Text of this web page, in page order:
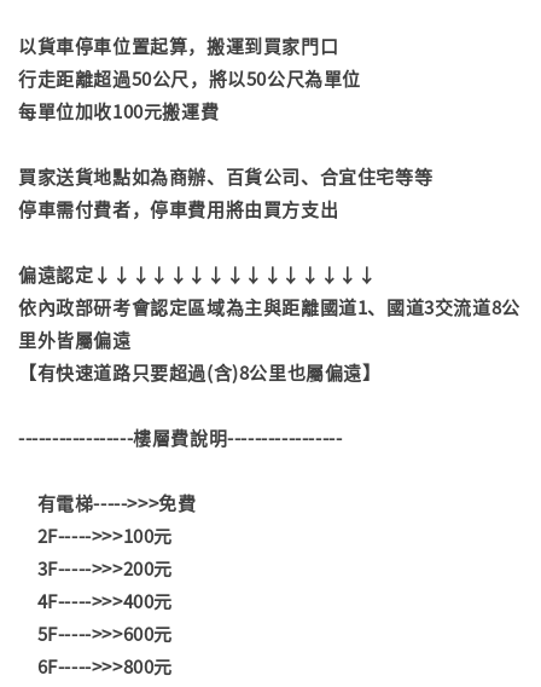
以貨車停車位置起算，搬運到買家門口
行走距離超過50公尺，將以50公尺為單位
每單位加收100元搬運費
買家送貨地點如為商辦、百貨公司、合宜住宅等等
停車需付費者，停車費用將由買方支出
偏遠認定↓↓↓↓↓↓↓↓↓↓↓↓↓↓↓
依內政部研考會認定區域為主與距離國道1、國道3交流道8公
里外皆屬偏遠
【有快速道路只要超過(含)8公里也屬偏遠】
-----------------樓層費說明-----------------
有電梯----->>>免費
2F----->>>100元
3F----->>>200元
4F----->>>400元
5F----->>>600元
6F----->>>800元